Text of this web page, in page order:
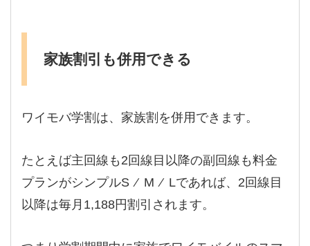
家族割引も併用できる
ワイモバ学割は、家族割を併用できます。
たとえば主回線も2回線目以降の副回線も料金
プランがシンプルS ⁄ M ⁄ Lであれば、2回線目
以降は毎月1,188円割引されます。